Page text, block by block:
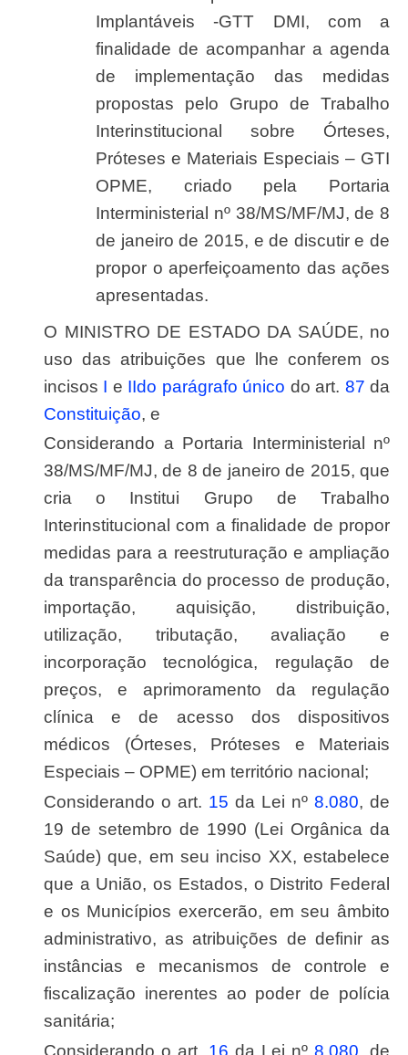
Implantáveis -GTT DMI, com a
finalidade de acompanhar a agenda
de implementação das medidas
propostas pelo Grupo de Trabalho
Interinstitucional sobre Órteses,
Próteses e Materiais Especiais – GTI
OPME, criado pela Portaria
Interministerial nº 38/MS/MF/MJ, de 8
de janeiro de 2015, e de discutir e de
propor o aperfeiçoamento das ações
apresentadas.
O MINISTRO DE ESTADO DA SAÚDE, no
uso das atribuições que lhe conferem os
incisos I e IIdo parágrafo único do art. 87 da
Constituição, e
Considerando a Portaria Interministerial nº
38/MS/MF/MJ, de 8 de janeiro de 2015, que
cria o Institui Grupo de Trabalho
Interinstitucional com a finalidade de propor
medidas para a reestruturação e ampliação
da transparência do processo de produção,
importação, aquisição, distribuição,
utilização, tributação, avaliação e
incorporação tecnológica, regulação de
preços, e aprimoramento da regulação
clínica e de acesso dos dispositivos
médicos (Órteses, Próteses e Materiais
Especiais – OPME) em território nacional;
Considerando o art. 15 da Lei nº 8.080, de
19 de setembro de 1990 (Lei Orgânica da
Saúde) que, em seu inciso XX, estabelece
que a União, os Estados, o Distrito Federal
e os Municípios exercerão, em seu âmbito
administrativo, as atribuições de definir as
instâncias e mecanismos de controle e
fiscalização inerentes ao poder de polícia
sanitária;
Considerando o art. 16 da Lei nº 8.080 , de